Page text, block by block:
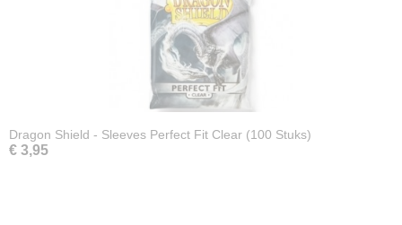
Dragon Shield - Sleeves Perfect Fit Clear (100 Stuks)
€ 3,95